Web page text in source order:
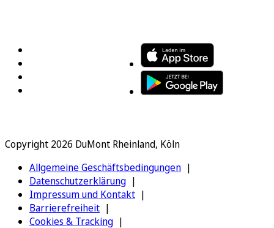
Copyright 2026 DuMont Rheinland, Köln
Allgemeine Geschäftsbedingungen
Datenschutzerklärung
Impressum und Kontakt
Barrierefreiheit
Cookies & Tracking